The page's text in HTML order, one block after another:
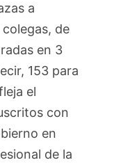
a
de
en 3
153 para
el
con
en
de la